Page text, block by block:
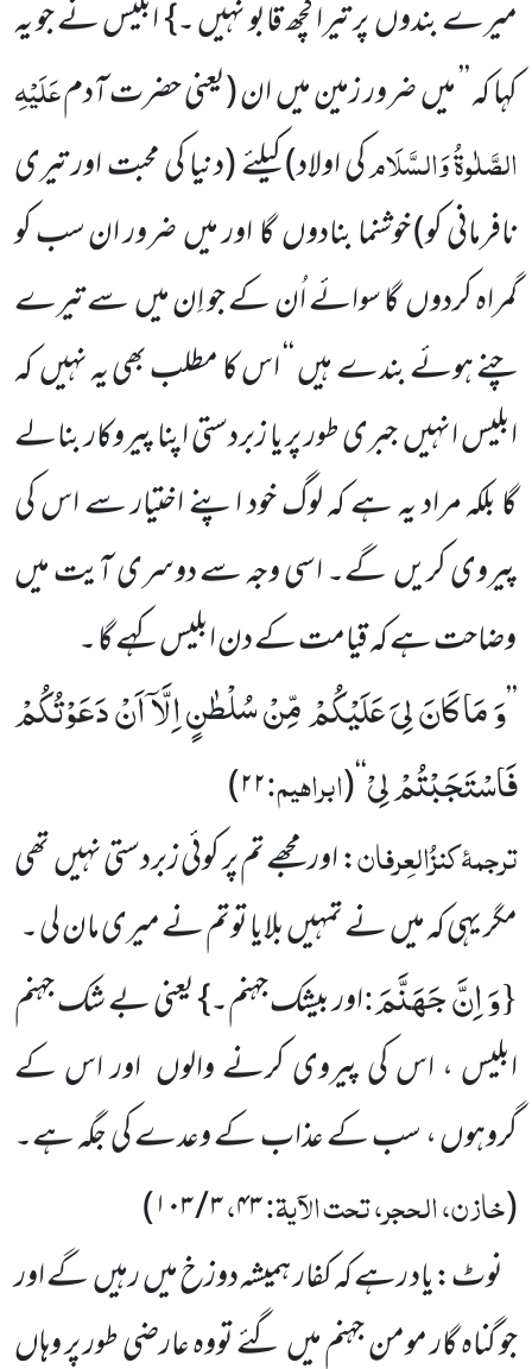
میرے بندوں پر تیرا کچھ قابو نہیں ۔} ابلیس نے جو یہ
کہا کہ ’’ میں ضرور زمین میں ان(یعنی حضرت آدمعَلَیْہِ
الصَّلٰوۃُ وَالسَّلَامکی اولاد)کیلئے(دنیا کی محبت اور تیری
نافرمانی کو)خوشنما بنادوں گا اور میں ضرور ان سب کو
گمراہ کردوں گا سوائے اُن کے جو اِن میں سے تیرے
چنے ہوئے بندے ہیں ‘‘ اس کا مطلب بھی یہ نہیں کہ
ابلیس انہیں جبری طور پر یا زبردستی اپنا پیروکار بنالے
گا بلکہ مراد یہ ہے کہ لوگ خود اپنے اختیار سے اس کی
پیروی کریں گے۔ اسی وجہ سے دوسری آیت میں
وضاحت ہے کہ قیامت کے دن ابلیس کہے گا ۔
’’وَ مَا كَانَ لِیَ عَلَیْكُمْ مِّنْ سُلْطٰنٍ اِلَّاۤ اَنْ دَعَوْتُكُمْ
فَاسْتَجَبْتُمْ لِیْ‘‘(ابراہیم:۲۲)
ترجمۂکنزُالعِرفان: اور مجھے تم پر کوئی زبردستی نہیں تھی
مگر یہی کہ میں نے تمہیں بلایا توتم نے میری مان لی ۔
{وَ اِنَّ جَهَنَّمَ:اور بیشک جہنم۔} یعنی بے شک جہنم
ابلیس ، اس کی پیروی کرنے والوں اور اس کے
گروہوں ، سب کے عذاب کے وعدے کی جگہ ہے۔
(خازن، الحجر، تحت الآیۃ:۴۳،۳ / ۱۰۳
)
نوٹ:یاد رہے کہ کفار ہمیشہ دوزخ میں رہیں گے اور
جو گناہ گار مومن جہنم میں گئے تووہ عارضی طور پر وہاں